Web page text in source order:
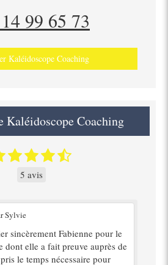
99 65 73
Kaléidoscope Coaching
Kaléidoscope Coaching
5 avis
Sylvie
sincèrement Fabienne pour le
dont elle a fait preuve auprès de
le temps nécessaire pour